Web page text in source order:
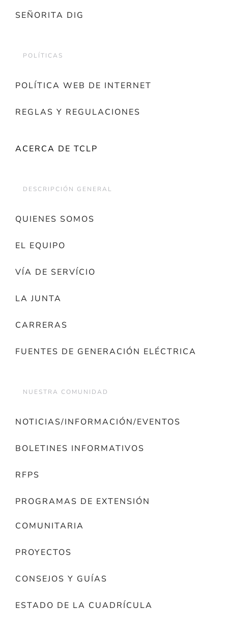
SEÑORITA DIG
POLÍTICAS
POLÍTICA WEB DE INTERNET
REGLAS Y REGULACIONES
ACERCA DE TCLP
DESCRIPCIÓN GENERAL
QUIENES SOMOS
EL EQUIPO
VÍA DE SERVÍCIO
LA JUNTA
CARRERAS
FUENTES DE GENERACIÓN ELÉCTRICA
NUESTRA COMUNIDAD
NOTICIAS/INFORMACIÓN/EVENTOS
BOLETINES INFORMATIVOS
RFPS
PROGRAMAS DE EXTENSIÓN
COMUNITARIA
PROYECTOS
CONSEJOS Y GUÍAS
ESTADO DE LA CUADRÍCULA